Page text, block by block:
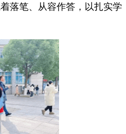
落笔、从容作答，以扎实学